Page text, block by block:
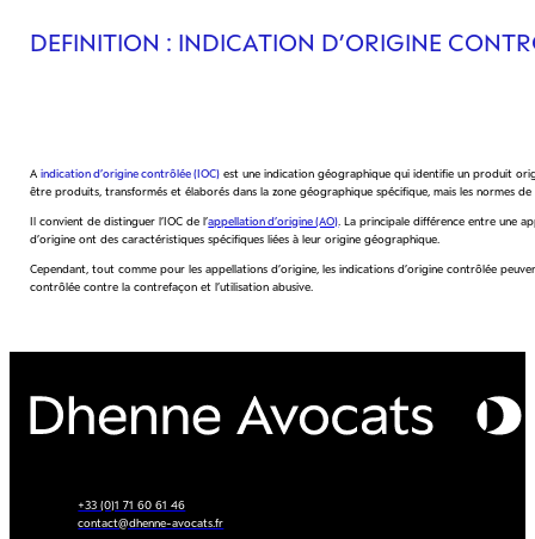
DEFINITION : INDICATION D’ORIGINE
Aindication d’origine contrôlée (IOC) est une indication géographique qui identifie un produit
être produits, transformés et élaborés dans la zone géographique spécifique, mais les normes
Il convient de distinguer l’IOC de l’appellation d’origine (AO) . La principale différence entre une
d’origine ont des caractéristiques spécifiques liées à leur origine géographique.
Cependant, tout comme pour les appellations d’origine, les indications d’origine contrôlée
contrôlée contre la contrefaçon et l’utilisation abusive.
+33 (0)1 71 60 61 46
contact@dhenne-avocats.fr